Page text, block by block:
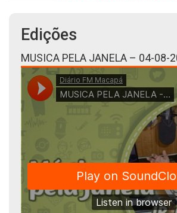
Edições
MUSICA PELA JANELA – 04-08-